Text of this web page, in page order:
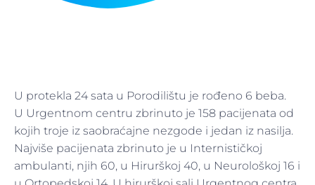
U protekla 24 sata u Porodilištu je rođeno 6 beba.
U Urgentnom centru zbrinuto je 158 pacijenata od
kojih troje iz saobraćajne nezgode i jedan iz nasilja.
Najviše pacijenata zbrinuto je u Internističkoj
ambulanti, njih 60, u Hirurškoj 40, u Neurološkoj 16 i